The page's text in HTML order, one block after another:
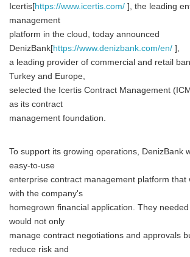
Icertis[https://www.icertis.com/ ], the leading
management
platform in the cloud, today announced
DenizBank[https://www.denizbank.com/en/ ],
a leading provider of commercial and retail
Turkey and Europe,
selected the Icertis Contract Management
as its contract
management foundation.
To support its growing operations, DenizBank
easy-to-use
enterprise contract management platform that
with the company's
homegrown financial application. They
would not only
manage contract negotiations and approvals
reduce risk and